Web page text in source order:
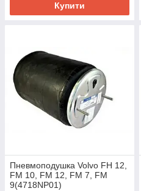
Купити
Пневмоподушка Volvo FH 12,
FM 10, FM 12, FM 7, FM
9(4718NP01)